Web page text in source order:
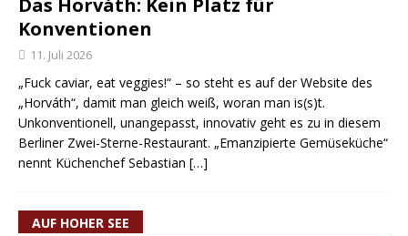
Das Horváth: Kein Platz für
Konventionen
11. Juli 2026
„Fuck caviar, eat veggies!“ – so steht es auf der Website des
„Horváth“, damit man gleich weiß, woran man is(s)t.
Unkonventionell, unangepasst, innovativ geht es zu in diesem
Berliner Zwei-Sterne-Restaurant. „Emanzipierte Gemüseküche“
nennt Küchenchef Sebastian […]
AUF HOHER SEE